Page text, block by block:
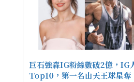
巨石強森IG粉絲數破2億，IG
Top10，第一名由天王球星奪